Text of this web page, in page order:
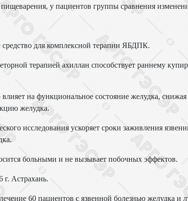
у пациентов группы сравнения
для комплексной терапии ЯБДПК.
терапией ахиллан способствует раннему
на функциональное состояние желудка,
желудка.
исследования ускоряет сроки заживления
больными и не вызывает побочных эффектов.
Астрахань.
60 пациентов с язвенной болезнью желудка и